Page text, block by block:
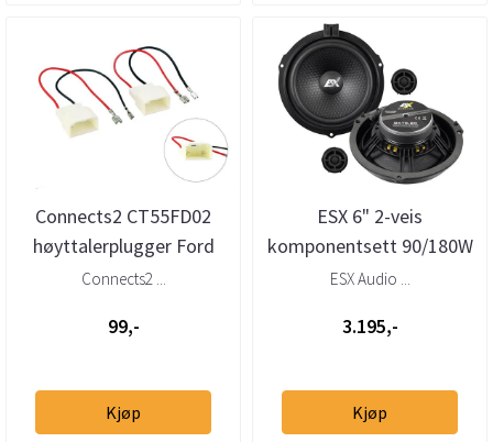
Connects2 CT55FD02
høyttalerplugger Ford
Jaguar Mazda
Connects2 ...
99,-
Kjøp
ESX 6" 2-veis
komponentsett 90/180W
Ford/Jaguar/Mazda/
ESX Audio ...
3.195,-
Kjøp